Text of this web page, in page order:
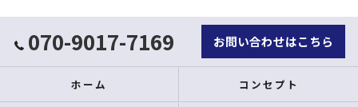
070-9017-7169 お問い合わせはこちら
ホーム コンセプト